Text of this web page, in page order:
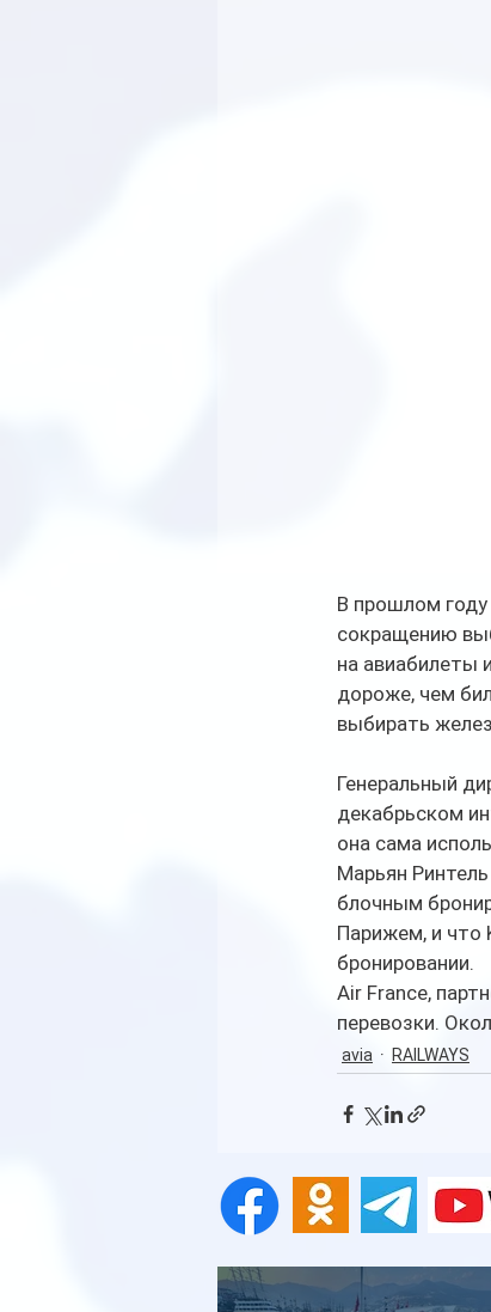
В прошлом году
сокращению
на авиабилеты
дороже, чем
выбирать
Генеральный
декабрьском
она сама
Марьян
блочным
Парижем, и что
бронировании.
Air France,
перевозки.
avia RAILWAYS